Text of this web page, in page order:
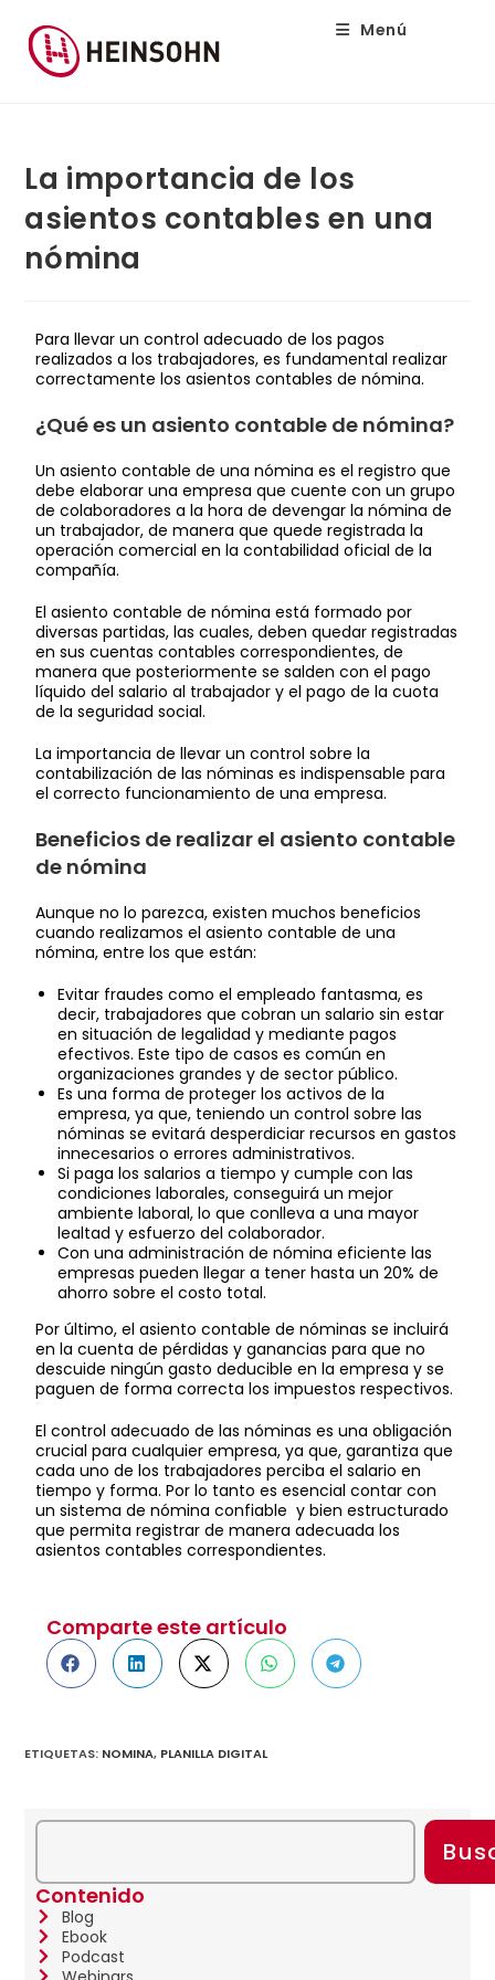
Menú
La importancia de los
asientos contables en una
nómina
Para llevar un control adecuado de los pagos
realizados a los trabajadores, es fundamental realizar
correctamente los asientos contables de nómina.
¿Qué es un asiento contable de nómina?
Un asiento contable de una nómina es el registro que
debe elaborar una empresa que cuente con un grupo
de colaboradores a la hora de devengar la nómina de
un trabajador, de manera que quede registrada la
operación comercial en la contabilidad oficial de la
compañía.
El asiento contable de nómina está formado por
diversas partidas, las cuales, deben quedar registradas
en sus cuentas contables correspondientes, de
manera que posteriormente se salden con el pago
líquido del salario al trabajador y el pago de la cuota
de la seguridad social.
La importancia de llevar un control sobre la
contabilización de las nóminas es indispensable para
el correcto funcionamiento de una empresa.
Beneficios de realizar el asiento contable
de nómina
Aunque no lo parezca, existen muchos beneficios
cuando realizamos el asiento contable de una
nómina, entre los que están:
Evitar fraudes como el empleado fantasma, es
decir, trabajadores que cobran un salario sin estar
en situación de legalidad y mediante pagos
efectivos. Este tipo de casos es común en
organizaciones grandes y de sector público.
Es una forma de proteger los activos de la
empresa, ya que, teniendo un control sobre las
nóminas se evitará desperdiciar recursos en gastos
innecesarios o errores administrativos.
Si paga los salarios a tiempo y cumple con las
condiciones laborales, conseguirá un mejor
ambiente laboral, lo que conlleva a una mayor
lealtad y esfuerzo del colaborador.
Con una administración de nómina eficiente las
empresas pueden llegar a tener hasta un 20% de
ahorro sobre el costo total.
Por último, el asiento contable de nóminas se incluirá
en la cuenta de pérdidas y ganancias para que no
descuide ningún gasto deducible en la empresa y se
paguen de forma correcta los impuestos respectivos.
El control adecuado de las nóminas es una obligación
crucial para cualquier empresa, ya que, garantiza que
cada uno de los trabajadores perciba el salario en
tiempo y forma. Por lo tanto es esencial contar con
un sistema de nómina confiable y bien estructurado
que permita registrar de manera adecuada los
asientos contables correspondientes.
Comparte este artículo
ETIQUETAS: NOMINA, PLANILLA DIGITAL
Contenido
Blog
Ebook
Podcast